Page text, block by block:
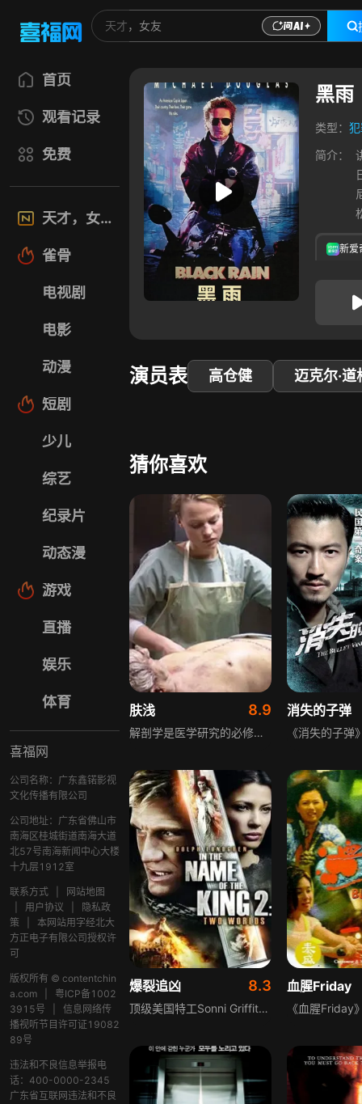
首页
观看记录
免费
天才，女友
雀骨
电视剧
电影
动漫
短剧
少儿
综艺
纪录片
动态漫
游戏
直播
娱乐
体育
喜福网
公司名称：广东鑫锘影视
文化传播有限公司
公司地址：广东省佛山市
南海区桂城街道南海大道
北57号南海新闻中心大楼
十九层1912室
联系方式
网站地图
用户协议
隐私政
策
本网站用字经北大
方正电子有限公司授权许
可
版权所有 © contentchin
a.com
粤ICP备1002
3915号
信息网络传
播视听节目许可证19082
89号
违法和不良信息举报电
话：400-0000-2345
广东省互联网违法和不良
黑雨
类型：
简介：
新爱
演员表 高仓健 迈克尔·道
猜你喜欢
肤浅 8.9
解剖学是医学研究的必修课，二十八岁的莉奥对解剖学一直充满了浓厚的兴趣。接触解剖学之后，莉奥遇到了一系列古怪的事情。之后，莉奥的男朋友麦克斯突然死亡，鉴定结果麦克斯死于自杀。莉奥不相信麦克斯会自杀，震惊之余，誓要查出事情真相。莉奥发现事情似乎与非法走私器官有关，这个野心勃勃的计划似乎与一位野心勃勃的教授有关
消失的子弹
爆裂追凶 8.3
顶级美国特工Sonni Griffith必须保护一名穿越欧洲的证人，过程充满火爆、刺激与紧张，挑战心理极限。剧情围绕信任与真相展开，涉及法网内外的复杂关系，神秘的鬼巫师加利安相关事件暗藏危机，有人侥幸从险境逃生，却又落入加利安的掌控之中，局势愈发凶险。
血腥Friday